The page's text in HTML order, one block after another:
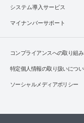
システム導入サービス
マイナンバーサポート
コンプライアンスへの取り組み
特定個人情報の取り扱いにつ
ソーシャルメディアポリシー